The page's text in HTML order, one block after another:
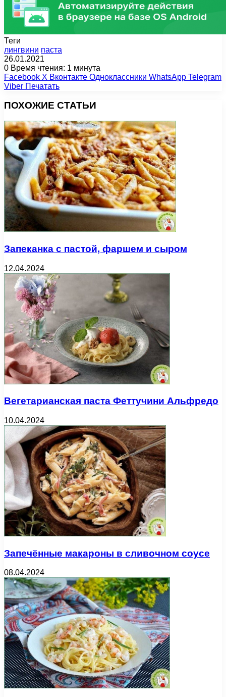
Теги
лингвини паста
26.01.2021
0 Время чтения: 1 минута
Facebook X Вконтакте Одноклассники WhatsApp Telegram
Viber Печатать
ПОХОЖИЕ СТАТЬИ
Запеканка с пастой, фаршем и сыром
12.04.2024
Вегетарианская паста Феттучини Альфредо
10.04.2024
Запечённые макароны в сливочном соусе
08.04.2024